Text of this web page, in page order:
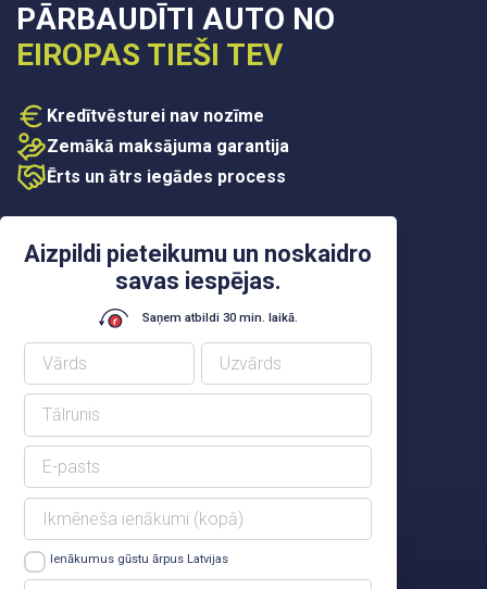
Aizpildi pieteikumu un noskaidro
savas iespējas.
Saņem atbildi 30 min. laikā.
Ienākumus gūstu ārpus Latvijas
PĀRBAUDĪTI AUTO NO
EIROPAS TIEŠI TEV
Kredītvēsturei nav nozīme
Zemākā maksājuma garantija
Ērts un ātrs iegādes process